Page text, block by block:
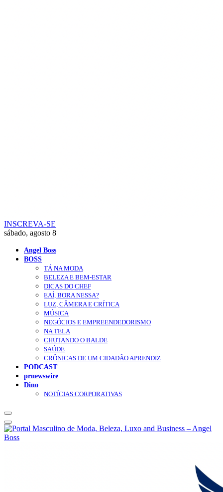
INSCREVA-SE
sábado, agosto 8
Angel Boss
BOSS
TÁ NA MODA
BELEZA E BEM-ESTAR
DICAS DO CHEF
EAÍ, BORA NESSA?
LUZ, CÂMERA E CRÍTICA
MÚSICA
NEGÓCIOS E EMPREENDEDORISMO
NA TELA
CHUTANDO O BALDE
SAÚDE
CRÔNICAS DE UM CIDADÃO APRENDIZ
PODCAST
prnewswire
Dino
NOTÍCIAS CORPORATIVAS